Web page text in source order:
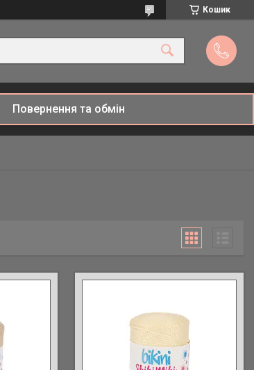
Кошик
Повернення та обмін